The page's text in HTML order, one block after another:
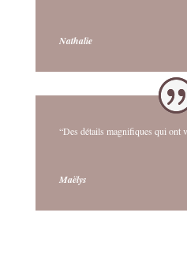
Nathalie
“Des détails magnifiques qui ont
Maëlys